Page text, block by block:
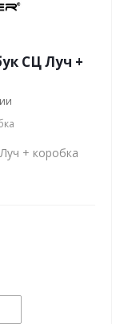
СЦ Луч +
+ коробка